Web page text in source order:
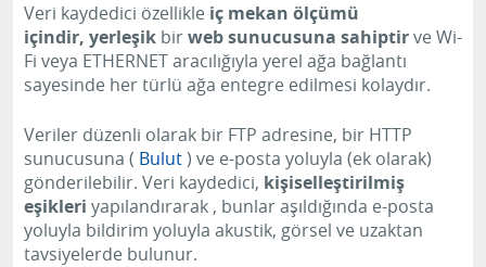
Veri kaydedici özellikle iç mekan ölçümü
içindir, yerleşik birweb sunucusuna sahiptirve Wi-
Fi veya ETHERNET aracılığıyla yerel ağa bağlantı
sayesinde her türlü ağa entegre edilmesi kolaydır.
Veriler düzenli olarak bir FTP adresine, bir HTTP
sunucusuna ( Bulut) ve e-posta yoluyla (ek olarak)
gönderilebilir. Veri kaydedici, kişiselleştirilmiş
eşikleri yapılandırarak , bunlar aşıldığında e-posta
yoluyla bildirim yoluyla akustik, görsel ve uzaktan
tavsiyelerde bulunur.